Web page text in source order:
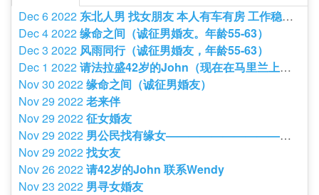
Dec 6 2022 东北人男 找女朋友 本人有车有房 工作稳定找一个善良性格 好的
Dec 4 2022缘命之间（诚征男婚友。年龄55-63）
Dec 3 2022 风雨同行（诚征男婚友，年龄55-63）
Dec 1 2022请法拉盛42岁的John（现在在马里兰上班）联系Wendy
Nov 30 2022缘命之间（诚征男婚友）
Nov 29 2022老来伴
Nov 29 2022征女婚友
Nov 29 2022 男公民找有缘女——————————————
Nov 29 2022找女友
Nov 26 2022请42岁的John 联系Wendy
Nov 23 2022 男寻女婚友